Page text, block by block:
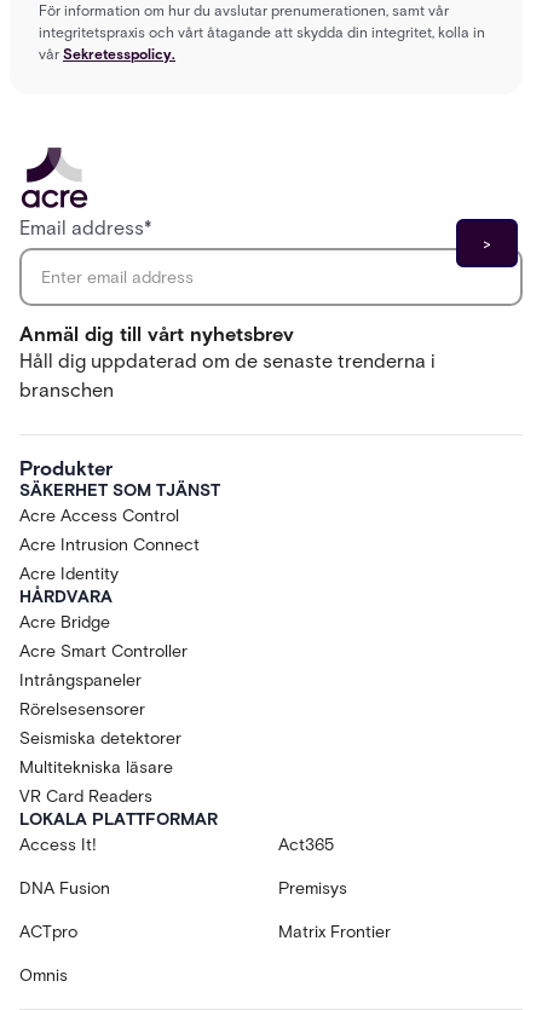
För information om hur du avslutar prenumerationen, samt vår
integritetspraxis och vårt åtagande att skydda din integritet, kolla in
vår Sekretesspolicy.
Anmäl dig till vårt nyhetsbrev
Håll dig uppdaterad om de senaste trenderna i
branschen
Email address*
Produkter
SÄKERHET SOM TJÄNST
Acre Access Control
Acre Intrusion Connect
Acre Identity
HÅRDVARA
Acre Bridge
Acre Smart Controller
Intrångspaneler
Rörelsesensorer
Seismiska detektorer
Multitekniska läsare
VR Card Readers
LOKALA PLATTFORMAR
Access It!
Act365
DNA Fusion Premisys
ACTpro Matrix Frontier
Omnis